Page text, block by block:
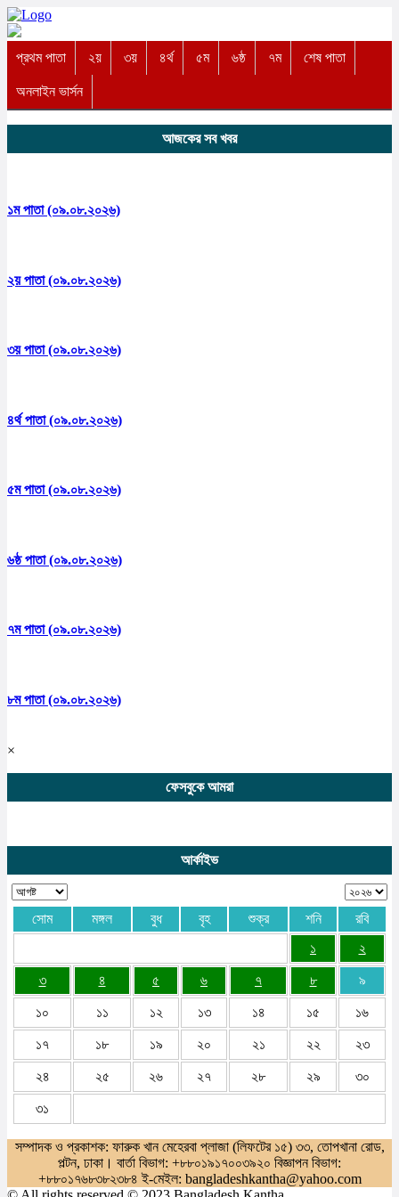
প্রথম পাতা ২য় ৩য় ৪র্থ ৫ম ৬ষ্ঠ ৭ম শেষ পাতা
অনলাইন ভার্সন
আজকের সব খবর
১ম পাতা (০৯.০৮.২০২৬)
২য় পাতা (০৯.০৮.২০২৬)
৩য় পাতা (০৯.০৮.২০২৬)
৪র্থ পাতা (০৯.০৮.২০২৬)
৫ম পাতা (০৯.০৮.২০২৬)
৬ষ্ঠ পাতা (০৯.০৮.২০২৬)
৭ম পাতা (০৯.০৮.২০২৬)
৮ম পাতা (০৯.০৮.২০২৬)
×
ফেসবুকে আমরা
আর্কাইভ
সোম মঙ্গল বুধ বৃহ শুক্র শনি
রবি
১
২
৩ ৪ ৫ ৬ ৭ ৮ ৯
১০ ১১ ১২ ১৩ ১৪ ১৫ ১৬
১৭ ১৮ ১৯ ২০ ২১ ২২ ২৩
২৪ ২৫ ২৬ ২৭ ২৮ ২৯ ৩০
৩১
সম্পাদক ও প্রকাশক: ফারুক খান মেহেরবা প্লাজা (লিফটের ১৫) ৩৩, তোপখানা রোড,
পল্টন, ঢাকা। বার্তা বিভাগ: +৮৮০১৯১৭০০৩৯২০ বিজ্ঞাপন বিভাগ:
+৮৮০১৭৬৮৩৮২৩৮৪ ই-মেইল: bangladeshkantha@yahoo.com